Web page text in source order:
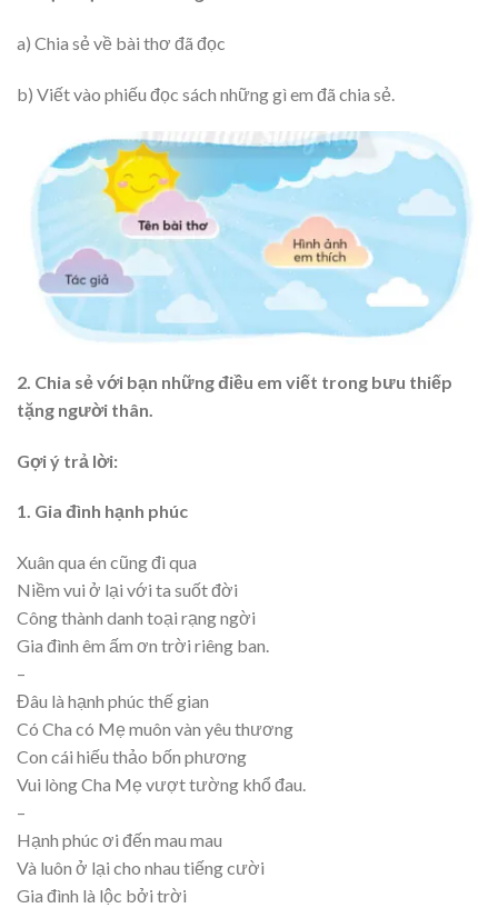
a) Chia sẻ về bài thơ đã đọc
b) Viết vào phiếu đọc sách những gì em đã chia sẻ.
2. Chia sẻ với bạn những điều em viết trong bưu thiếp
tặng người thân.
Gợi ý trả lời:
1. Gia đình hạnh phúc
Xuân qua én cũng đi qua
Niềm vui ở lại với ta suốt đời
Công thành danh toại rạng ngời
Gia đình êm ấm ơn trời riêng ban.
–
Đâu là hạnh phúc thế gian
Có Cha có Mẹ muôn vàn yêu thương
Con cái hiếu thảo bốn phương
Vui lòng Cha Mẹ vượt tường khổ đau.
–
Hạnh phúc ơi đến mau mau
Và luôn ở lại cho nhau tiếng cười
Gia đình là lộc bởi trời